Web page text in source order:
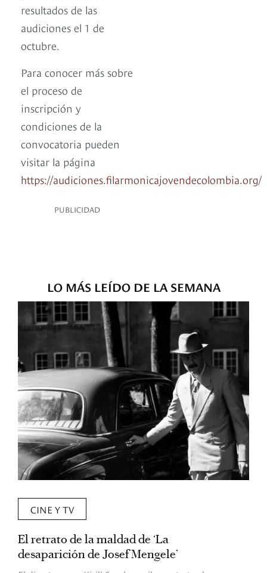
resultados de las
audiciones el 1 de
octubre.
Para conocer más sobre
el proceso de
inscripción y
condiciones de la
convocatoria pueden
visitar la página
https://audiciones.filarmonicajovendecolombia.org/
PUBLICIDAD
LO MÁS LEÍDO DE LA SEMANA
CINE Y TV
El retrato de la maldad de ‘La
desaparición de Josef Mengele’